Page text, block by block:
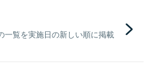
一覧を実施日の新しい順に掲載